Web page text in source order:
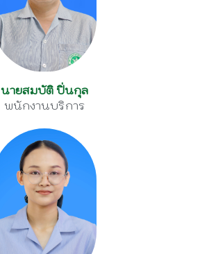
นายสมบัติ ปิ่นกุล
พนักงานบริการ